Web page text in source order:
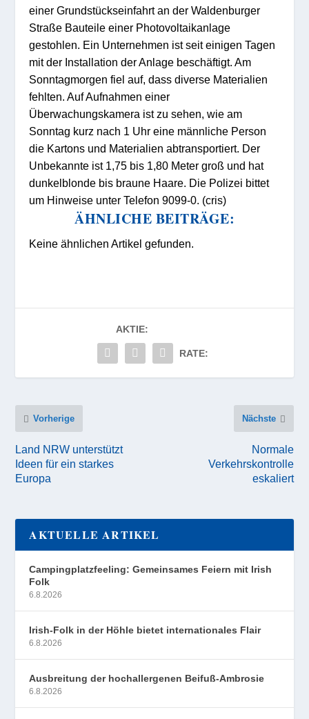
einer Grundstückseinfahrt an der Waldenburger
Straße Bauteile einer Photovoltaikanlage
gestohlen. Ein Unternehmen ist seit einigen Tagen
mit der Installation der Anlage beschäftigt. Am
Sonntagmorgen fiel auf, dass diverse Materialien
fehlten. Auf Aufnahmen einer
Überwachungskamera ist zu sehen, wie am
Sonntag kurz nach 1 Uhr eine männliche Person
die Kartons und Materialien abtransportiert. Der
Unbekannte ist 1,75 bis 1,80 Meter groß und hat
dunkelblonde bis braune Haare. Die Polizei bittet
um Hinweise unter Telefon 9099-0. (cris)
ÄHNLICHE BEITRÄGE:
Keine ähnlichen Artikel gefunden.
AKTIE:
RATE:
Vorherige
Land NRW unterstützt
Ideen für ein starkes
Europa
Nächste
Normale
Verkehrskontrolle
eskaliert
AKTUELLE ARTIKEL
Campingplatzfeeling: Gemeinsames Feiern mit Irish
Folk
6.8.2026
Irish-Folk in der Höhle bietet internationales Flair
6.8.2026
Ausbreitung der hochallergenen Beifuß-Ambrosie
6.8.2026